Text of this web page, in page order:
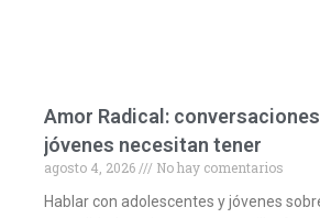
Amor Radical:
jóvenes necesitan tener
agosto 4, 2026
No hay comentarios
Hablar con adolescentes y jóvenes